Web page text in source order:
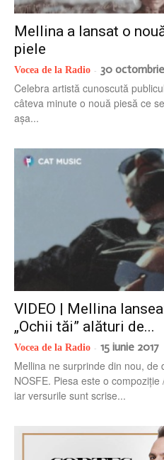
Mellina a lansat o
piele
Vocea de la Radio - 30
Celebra artistă cunoscută
câteva minute o nouă piesă ce
așa...
VIDEO | Mellina
„Ochii tăi” alături de...
Vocea de la Radio - 15 iunie 2017
Mellina ne surprinde din nou, de
NOSFE. Piesa este o
iar versurile sunt scrise...